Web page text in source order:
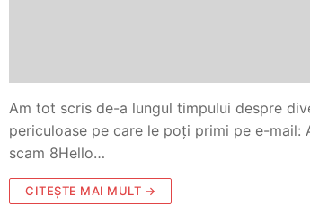
Am tot scris de-a lungul timpului despre
periculoase pe care le poți primi pe e-mail:
scam 8Hello…
CITEȘTE MAI MULT →